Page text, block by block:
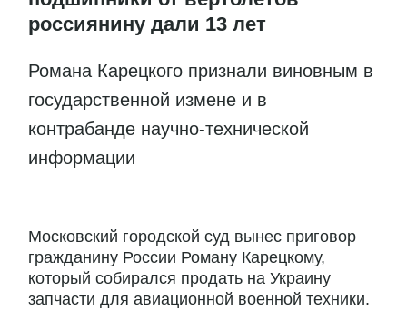
россиянину дали 13 лет
Романа Карецкого признали виновным в
государственной измене и в
контрабанде научно-технической
информации
Московский городской суд вынес приговор
гражданину России Роману Карецкому,
который собирался продать на Украину
запчасти для авиационной военной техники.